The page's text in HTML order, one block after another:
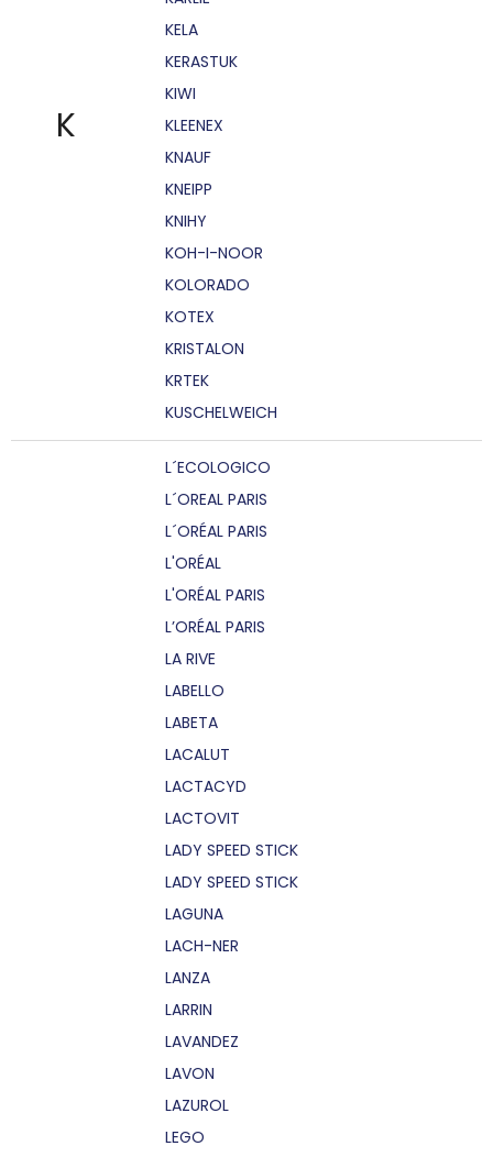
K
KELA
KERASTUK
KIWI
KLEENEX
KNAUF
KNEIPP
KNIHY
KOH-I-NOOR
KOLORADO
KOTEX
KRISTALON
KRTEK
KUSCHELWEICH
L´ECOLOGICO
L´OREAL PARIS
L´ORÉAL PARIS
L'ORÉAL
L'ORÉAL PARIS
L’ORÉAL PARIS
LA RIVE
LABELLO
LABETA
LACALUT
LACTACYD
LACTOVIT
LADY SPEED STICK
LADY SPEED STICK
LAGUNA
LACH-NER
LANZA
LARRIN
LAVANDEZ
LAVON
LAZUROL
LEGO